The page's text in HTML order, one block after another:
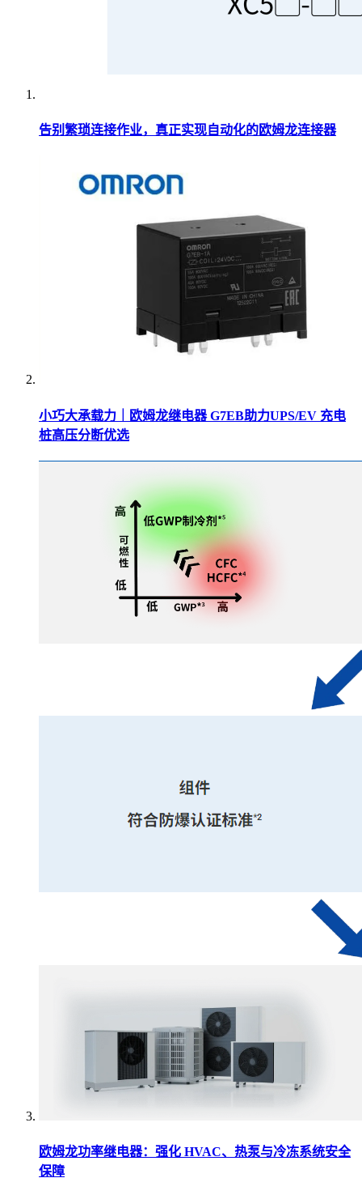
告别繁琐连接作业，真正实现自动化的欧姆龙连接器
小巧大承载力｜欧姆龙继电器 G7EB助力UPS/EV 充电
桩高压分断优选
欧姆龙功率继电器：强化 HVAC、热泵与冷冻系统安全
保障